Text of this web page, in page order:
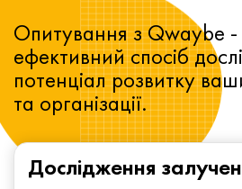
Дослідження
Опитування з Qwaybe -
ефективний спосіб
потенціал розвитку
та організації.